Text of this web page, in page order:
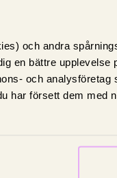
och andra
en bättre
och
har försett dem med